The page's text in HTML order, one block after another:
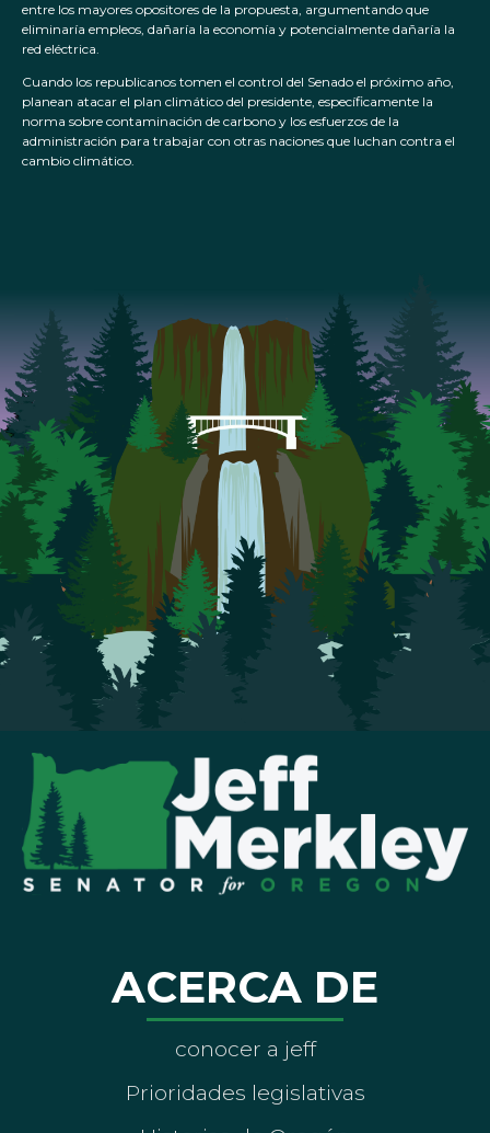
entre los mayores opositores de la propuesta, argumentando que
eliminaría empleos, dañaría la economía y potencialmente dañaría la
red eléctrica.
Cuando los republicanos tomen el control del Senado el próximo año,
planean atacar el plan climático del presidente, específicamente la
norma sobre contaminación de carbono y los esfuerzos de la
administración para trabajar con otras naciones que luchan contra el
cambio climático.
ACERCA DE
conocer a jeff
Prioridades legislativas